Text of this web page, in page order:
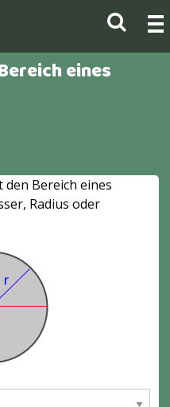
eines
Bereich eines
Radius oder